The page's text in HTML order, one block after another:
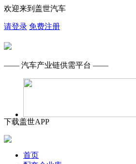
欢迎来到盖世汽车
请登录 免费注册
—— 汽车产业链供需平台 ——
下载盖世APP
首页